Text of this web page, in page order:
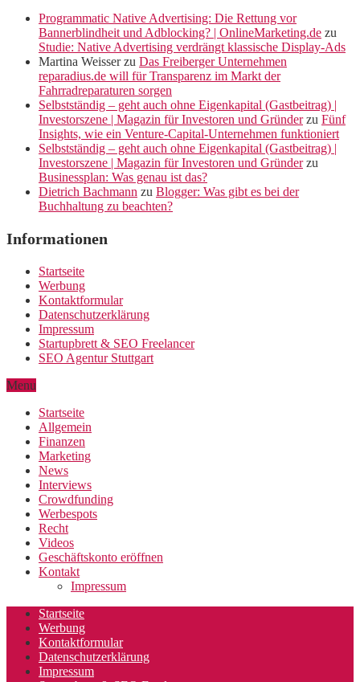
Programmatic Native Advertising: Die Rettung vor
Bannerblindheit und Adblocking? | OnlineMarketing.de zu
Studie: Native Advertising verdrängt klassische Display-Ads
Martina Weisserzu Das Freiberger Unternehmen
reparadius.de will für Transparenz im Markt der
Fahrradreparaturen sorgen
Selbstständig – geht auch ohne Eigenkapital (Gastbeitrag) |
Investorszene | Magazin für Investoren und Gründerzu Fünf
Insights, wie ein Venture-Capital-Unternehmen funktioniert
Selbstständig – geht auch ohne Eigenkapital (Gastbeitrag) |
Investorszene | Magazin für Investoren und Gründerzu
Businessplan: Was genau ist das?
Dietrich Bachmann zu Blogger: Was gibt es bei der
Buchhaltung zu beachten?
Informationen
Startseite
Werbung
Kontaktformular
Datenschutzerklärung
Impressum
Startupbrett & SEO Freelancer
SEO Agentur Stuttgart
Menu
Startseite
Allgemein
Finanzen
Marketing
News
Interviews
Crowdfunding
Werbespots
Recht
Videos
Geschäftskonto eröffnen
Kontakt
Impressum
Startseite
Werbung
Kontaktformular
Datenschutzerklärung
Impressum